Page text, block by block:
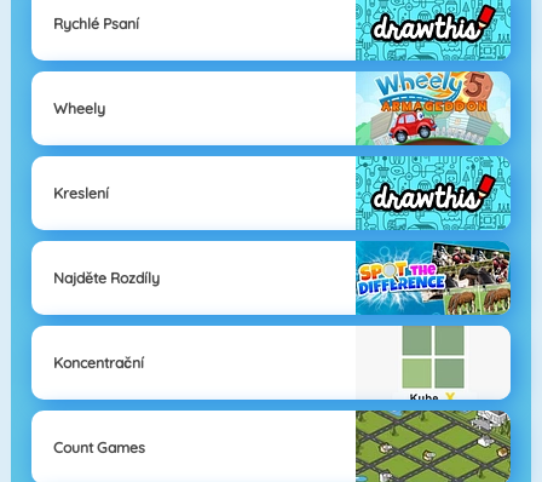
Rychlé Psaní
Wheely
Kreslení
Najděte Rozdíly
Koncentrační
Count Games